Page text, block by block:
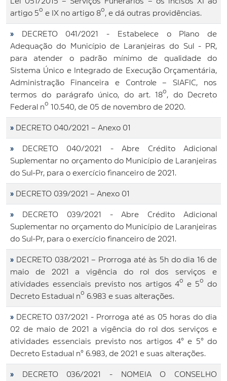
artigo 5º e IX no artigo 8º, e dá outras providências.
»
DECRETO 041/2021 - Estabelece o Plano de
Adequação do Município de Laranjeiras do Sul - PR,
para atender o padrão mínimo de qualidade do
Sistema Único e Integrado de Execução Orçamentária,
Administração Financeira e Controle – SIAFIC, nos
termos do parágrafo único, do art. 18º, do Decreto
Federal nº 10.540, de 05 de novembro de 2020.
» DECRETO 040/2021 – Anexo 01
»
DECRETO 040/2021 - Abre Crédito Adicional
Suplementar no orçamento do Município de Laranjeiras
do Sul-Pr, para o exercício financeiro de 2021.
» DECRETO 039/2021 – Anexo 01
»
DECRETO 039/2021 - Abre Crédito Adicional
Suplementar no orçamento do Município de Laranjeiras
do Sul-Pr, para o exercício financeiro de 2021.
» DECRETO 038/2021 – Prorroga até às 5h do dia 16 de
maio de 2021 a vigência do rol dos serviços e
atividades essenciais previsto nos artigos 4º e 5º do
Decreto Estadual nº 6.983 e suas alterações.
» DECRETO 037/2021 - Prorroga até as 05 horas do dia
02 de maio de 2021 a vigência do rol dos serviços e
atividades essenciais previsto nos artigos 4° e 5° do
Decreto Estadual n° 6.983, de 2021 e suas alterações.
» DECRETO 036/2021 - NOMEIA O CONSELHO